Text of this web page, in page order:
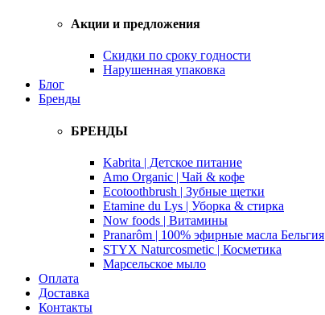
Акции и предложения
Скидки по сроку годности
Нарушенная упаковка
Блог
Бренды
БРЕНДЫ
Kabrita | Детское питание
Amo Organic | Чай & кофе
Ecotoothbrush | Зубные щетки
Etamine du Lys | Уборка & стирка
Now foods | Витамины
Pranarôm | 100% эфирные масла Бельгия
STYX Naturcosmetic | Косметика
Марсельское мыло
Оплата
Доставка
Контакты